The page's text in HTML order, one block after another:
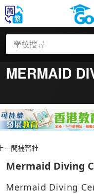
MERMAID
一間補習社
Mermaid Diving
Mermaid Diving